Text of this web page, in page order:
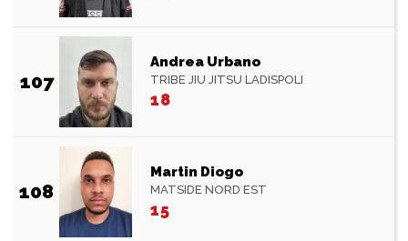
107
Andrea Urbano
TRIBE JIU JITSU LADISPOLI
18
108
Martin Diogo
MATSIDE NORD EST
15